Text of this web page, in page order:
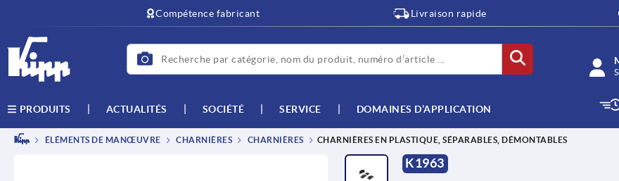
Compétence fabricant Livraison rapide
PRODUITS ACTUALITÉS SOCIÉTÉ SERVICE DOMAINES D’APPLICATION
ÉLÉMENTS DE MANŒUVRE CHARNIÈRES CHARNIÈRES CHARNIÈRES EN PLASTIQUE, SÉPARABLES, DÉMONTABLES
K1963